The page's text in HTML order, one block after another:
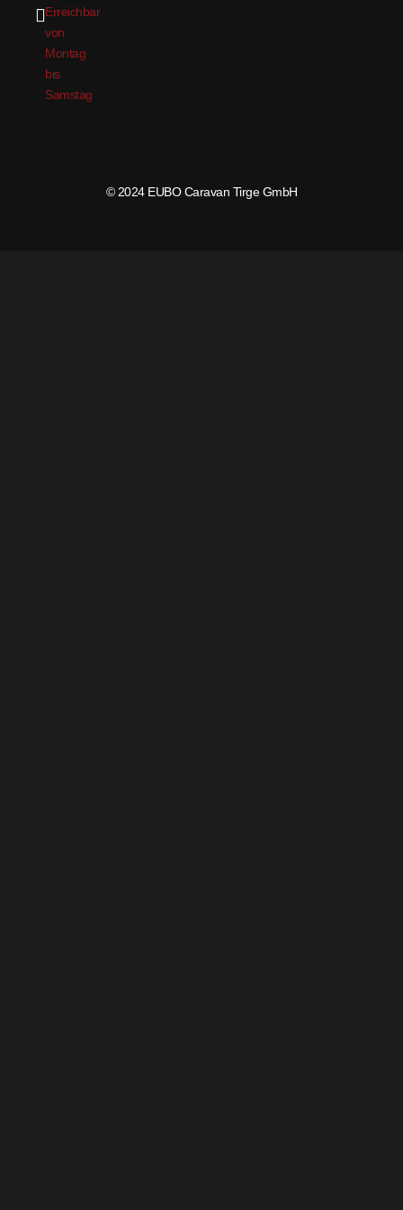
Erreichbar
von
Montag
bis
Samstag
© 2024 EUBO Caravan Tirge GmbH